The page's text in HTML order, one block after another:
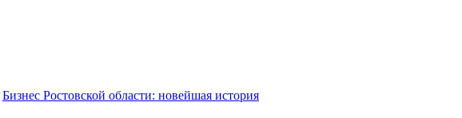
Бизнес Ростовской области: новейшая история